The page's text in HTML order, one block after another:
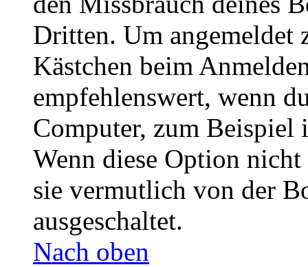
Dritten. Um angemeldet
Kästchen beim
empfehlenswert, wenn
Computer, zum Beispiel
Wenn diese Option
sie vermutlich von der
ausgeschaltet.
Nach oben